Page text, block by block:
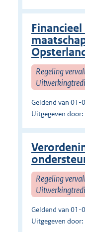
Regeling
Geldend van
Uitgegeven
Regeling
Geldend van
Uitgegeven door: